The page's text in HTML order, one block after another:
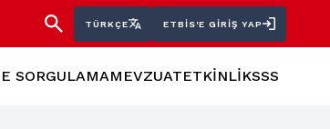
TÜRKÇE ETBİS'E GIRIŞ YAP
SORGULAMAMEVZUATETKİNLİKSSS